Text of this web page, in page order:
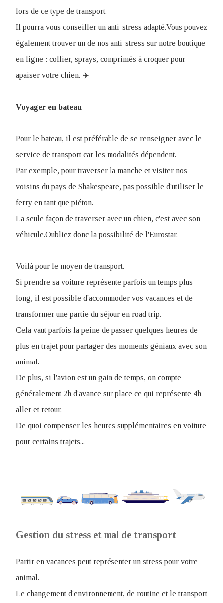
lors de ce type de transport.
Il pourra vous conseiller un anti-stress adapté.Vous pouvez
également trouver un de nos anti-stress sur notre boutique
en ligne : collier, sprays, comprimés à croquer pour
apaiser votre chien. ✈️
Voyager en bateau
Pour le bateau, il est préférable de se renseigner avec le
service de transport car les modalités dépendent.
Par exemple, pour traverser la manche et visiter nos
voisins du pays de Shakespeare, pas possible d'utiliser le
ferry en tant que piéton.
La seule façon de traverser avec un chien, c'est avec son
véhicule.Oubliez donc la possibilité de l'Eurostar.
Voilà pour le moyen de transport.
Si prendre sa voiture représente parfois un temps plus
long, il est possible d'accommoder vos vacances et de
transformer une partie du séjour en road trip.
Cela vaut parfois la peine de passer quelques heures de
plus en trajet pour partager des moments géniaux avec son
animal.
De plus, si l'avion est un gain de temps, on compte
généralement 2h d'avance sur place ce qui représente 4h
aller et retour.
De quoi compenser les heures supplémentaires en voiture
pour certains trajets...
Gestion du stress et mal de transport
Partir en vacances peut représenter un stress pour votre
animal.
Le changement d'environnement, de routine et le transport